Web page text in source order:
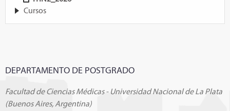
Cursos
DEPARTAMENTO DE POSTGRADO
Facultad de Ciencias Médicas - Universidad Nacional de La Plata
(Buenos Aires, Argentina)